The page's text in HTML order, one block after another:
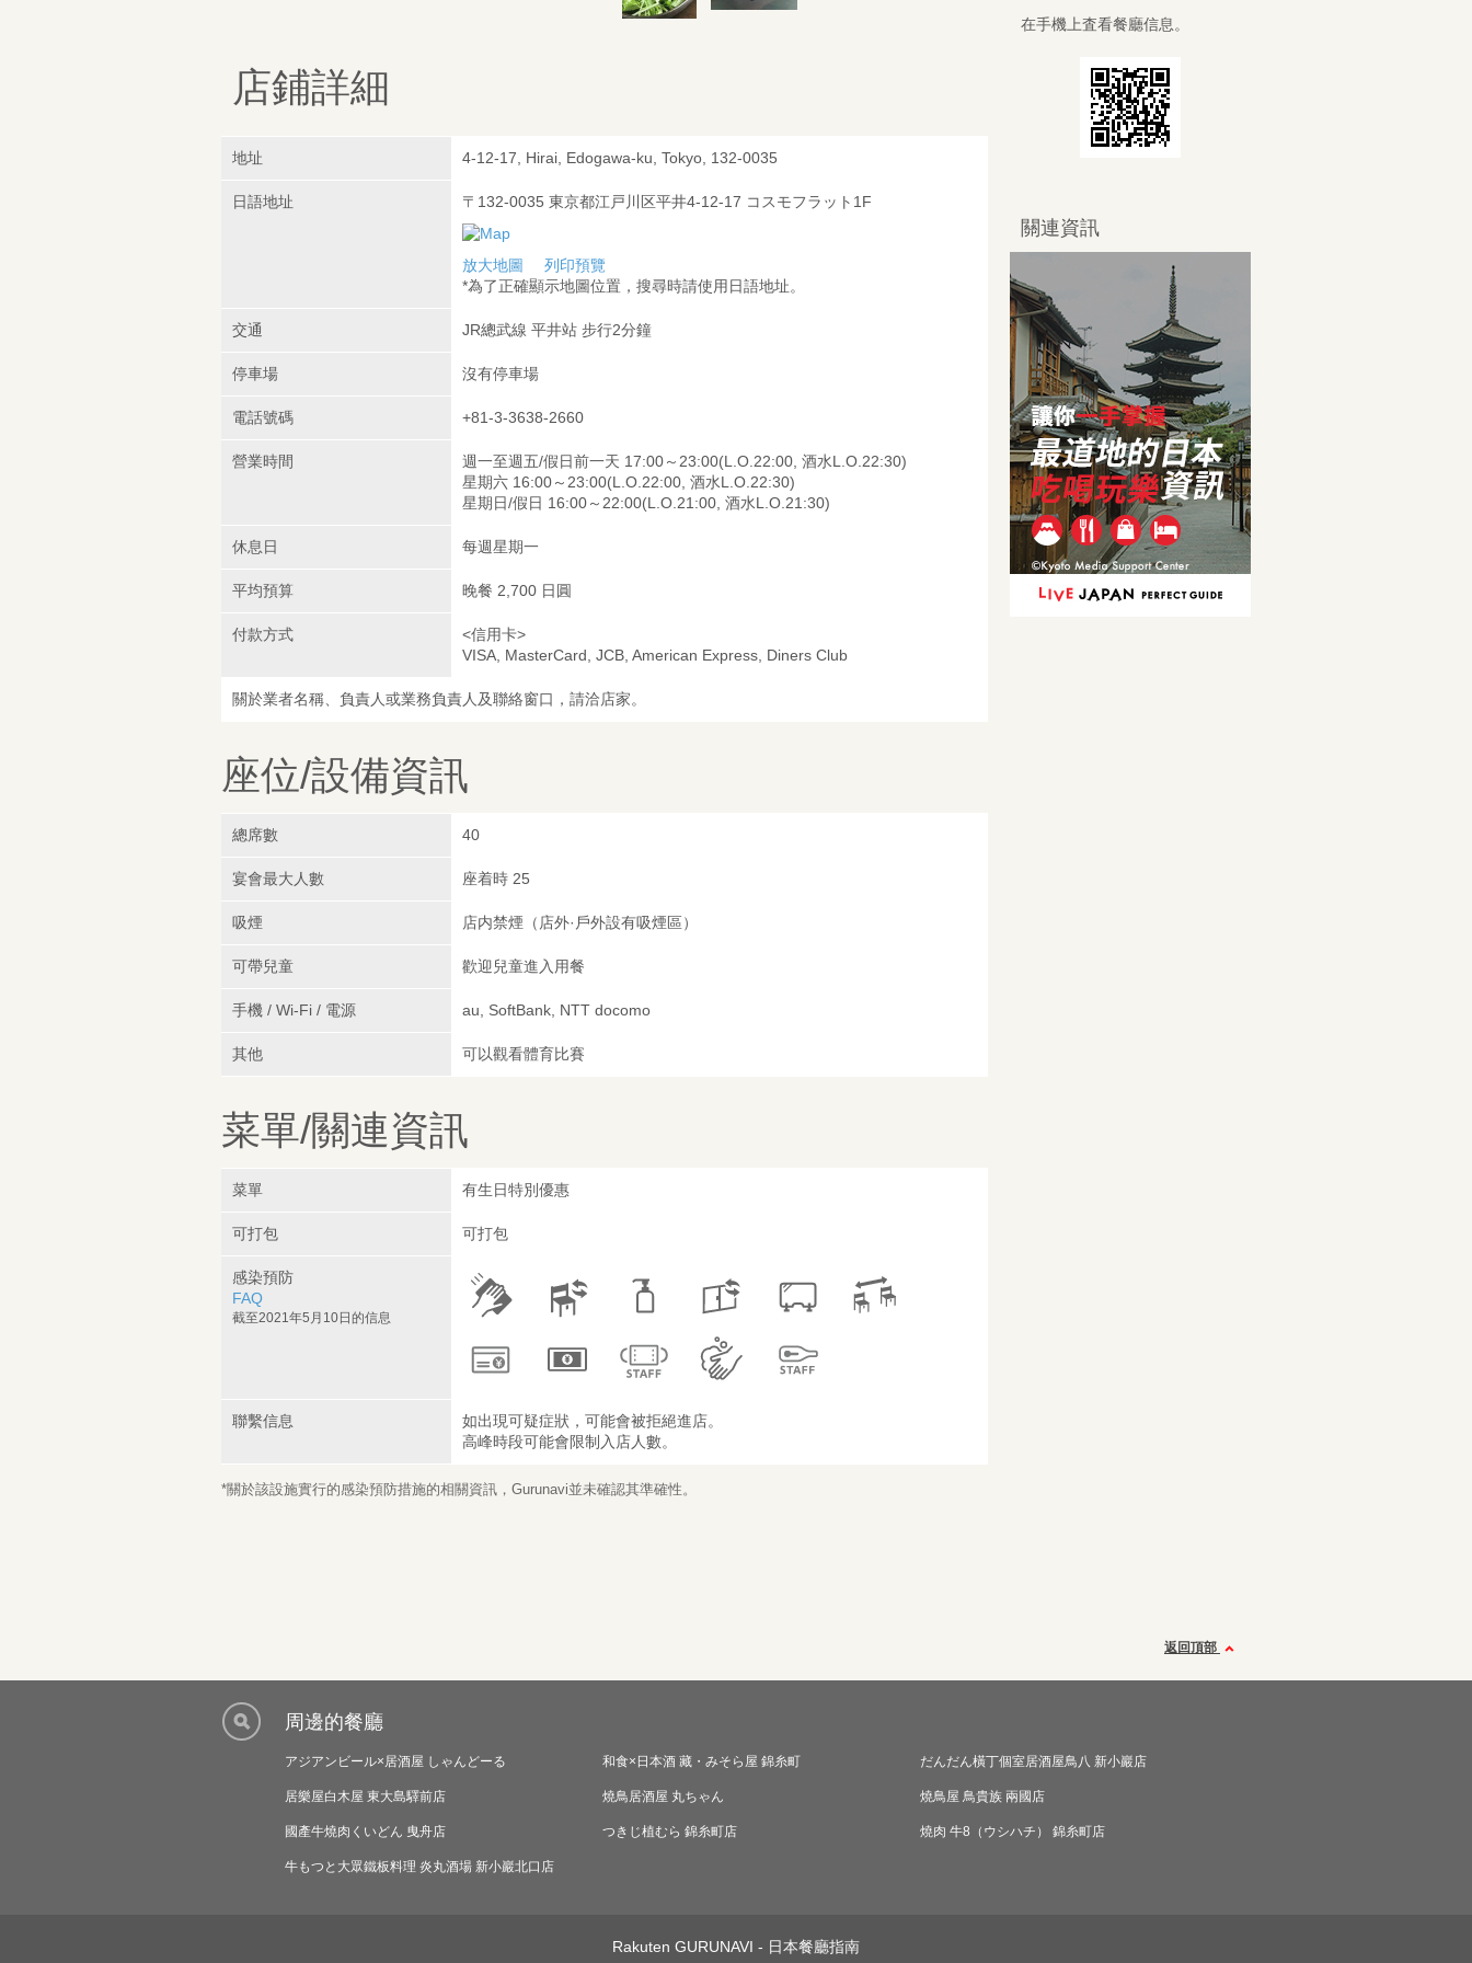
店鋪詳細
地址 4-12-17, Hirai, Edogawa-ku, Tokyo, 132-0035
日語地址 〒132-0035 東京都江戸川区平井4-12-17 コスモフラット1F
放大地圖
列印預覽
*為了正確顯示地圖位置，搜尋時請使用日語地址。
交通 JR總武線 平井站 步行2分鐘
停車場 沒有停車場
電話號碼 +81-3-3638-2660
營業時間
週一至週五/假日前一天 17:00～23:00(L.O.22:00, 酒水L.O.22:30)
星期六 16:00～23:00(L.O.22:00, 酒水L.O.22:30)
星期日/假日 16:00～22:00(L.O.21:00, 酒水L.O.21:30)
休息日 每週星期一
平均預算 晚餐 2,700 日圓
付款方式
<信用卡>
VISA, MasterCard, JCB, American Express, Diners Club
關於業者名稱、負責人或業務負責人及聯絡窗口，請洽店家。
座位/設備資訊
總席數 40
宴會最大人數 座着時 25
吸煙 店内禁煙（店外·戶外設有吸煙區）
可帶兒童 歡迎兒童進入用餐
手機 / Wi-Fi / 電源 au, SoftBank, NTT docomo
其他 可以觀看體育比賽
菜單/關連資訊
菜單 有生日特別優惠
可打包 可打包
感染預防
FAQ
截至2021年5月10日的信息
聯繫信息
如出現可疑症狀，可能會被拒絕進店。
高峰時段可能會限制入店人數。
*關於該設施實行的感染預防措施的相關資訊，Gurunavi並未確認其準確性。
在手機上査看餐廳信息。
關連資訊
返回頂部
周邊的餐廳
アジアンビール×居酒屋 しゃんどーる 和食×日本酒 藏・みそら屋 錦糸町 だんだん橫丁個室居酒屋鳥八 新小巖店
居樂屋白木屋 東大島驛前店 燒鳥居酒屋 丸ちゃん 燒鳥屋 鳥貴族 兩國店
國產牛燒肉くいどん 曳舟店 つきじ植むら 錦糸町店 燒肉 牛8（ウシハチ） 錦糸町店
牛もつと大眾鐵板料理 炎丸酒場 新小巖北口店
Rakuten GURUNAVI - 日本餐廳指南